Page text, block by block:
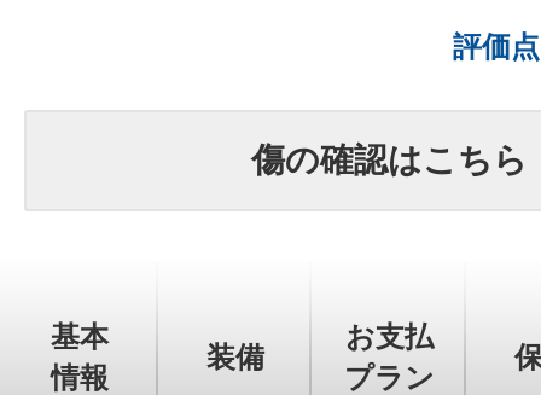
評価
傷の確認はこちら
基本
情報
装備
お支払
プラン